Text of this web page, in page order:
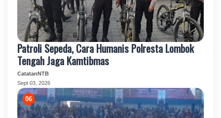
Patroli Sepeda, Cara Humanis Polresta Lombok
Tengah Jaga Kamtibmas
CatatanNTB
Sept 03, 2026